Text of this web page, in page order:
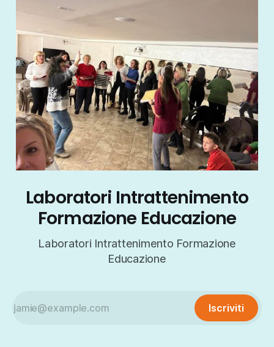
Laboratori Intrattenimento
Formazione Educazione
Laboratori Intrattenimento Formazione
Educazione
Iscriviti